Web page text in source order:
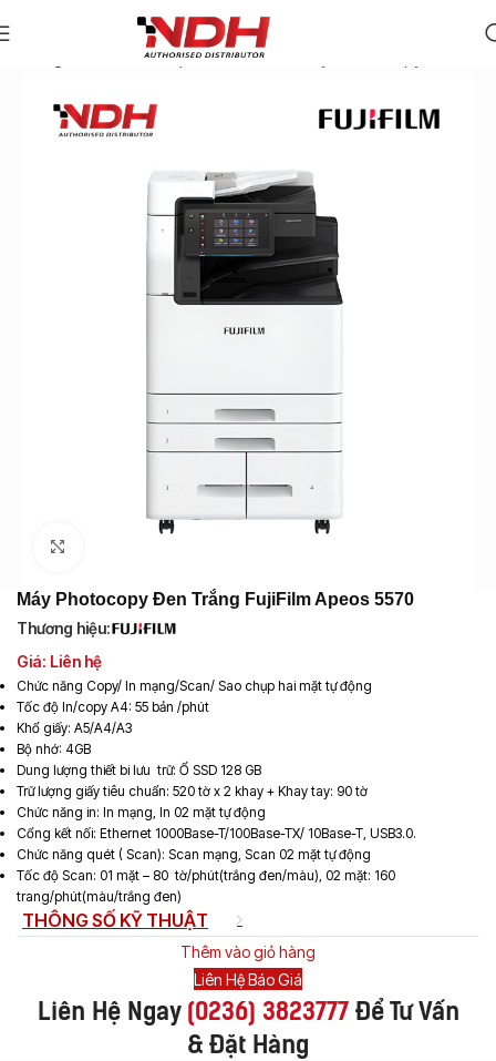
Danh Mục Sản Phẩm
Máy Photocopy Đen Trắng FujiFilm Apeos 5570
Thương hiệu:
Giá: Liên hệ
Chức năng Copy/ In mạng/Scan/ Sao chụp hai mặt tự động
Tốc độ In/copy A4: 55 bản /phút
Khổ giấy: A5/A4/A3
Bộ nhớ: 4GB
Dung lượng thiết bi lưu trữ: Ổ SSD 128 GB
Trữ lượng giấy tiêu chuẩn: 520 tờ x 2 khay + Khay tay: 90 tờ
Chức năng in: In mạng, In 02 mặt tự động
Cổng kết nối: Ethernet 1000Base-T/100Base-TX/ 10Base-T, USB3.0.
Chức năng quét ( Scan): Scan mạng, Scan 02 mặt tự động
Tốc độ Scan: 01 mặt – 80 tờ/phút(trắng đen/màu), 02 mặt: 160
trang/phút(màu/trắng đen)
THÔNG SỐ KỸ THUẬT
Thêm vào giỏ hàng
Liên Hệ Báo Giá
Liên Hệ Ngay (0236) 3823777Để Tư Vấn
& Đặt Hàng